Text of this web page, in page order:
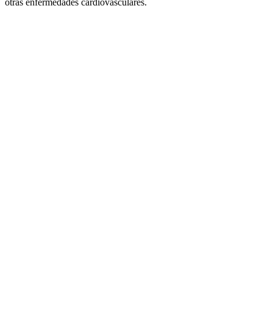
otras enfermedades cardiovasculares.